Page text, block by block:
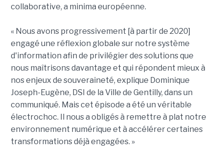
collaborative, a minima européenne.
« Nous avons progressivement [à partir de 2020]
engagé une réflexion globale sur notre système
d'information afin de privilégier des solutions que
nous maîtrisons davantage et qui répondent mieux à
nos enjeux de souveraineté, explique Dominique
Joseph-Eugène, DSI de la Ville de Gentilly, dans un
communiqué. Mais cet épisode a été un véritable
électrochoc. Il nous a obligés à remettre à plat notre
environnement numérique et à accélérer certaines
transformations déjà engagées. »